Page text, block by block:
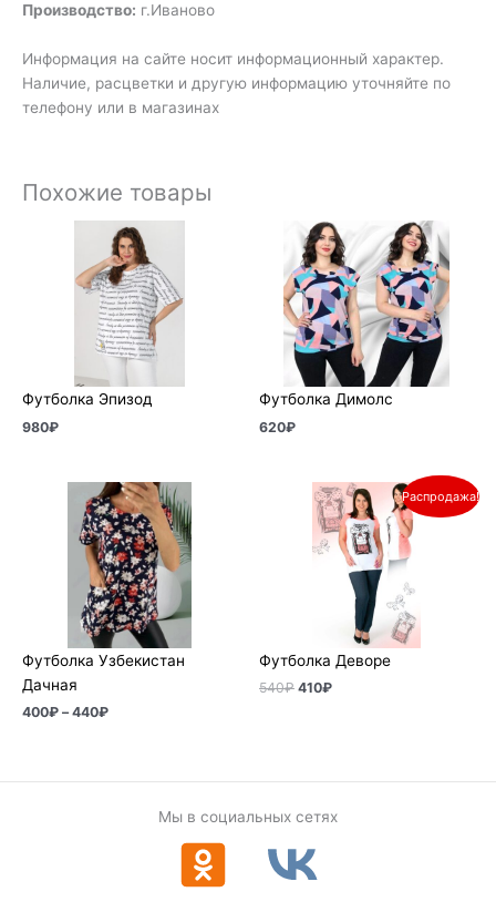
Производство: г.Иваново
Информация на сайте носит информационный характер.
Наличие, расцветки и другую информацию уточняйте по
телефону или в магазинах
Похожие товары
Футболка Эпизод
980₽
Футболка Димолс
620₽
Футболка Узбекистан
Дачная
400₽ – 440₽
Диапазон
цен:
400₽
–
440₽
Распродажа!
Футболка Деворе
540₽
Первоначальная
цена
составляла
540₽.
410₽
Текущая
цена:
410₽.
Мы в социальных сетях